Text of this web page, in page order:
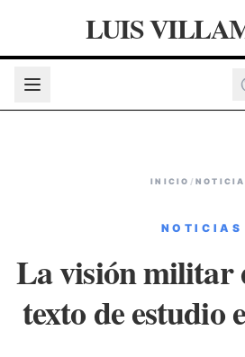
LUIS
INICIO /
NOTICIAS
La visión militar
texto de estudio